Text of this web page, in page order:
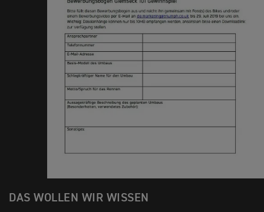
DAS WOLLEN WIR WISSEN